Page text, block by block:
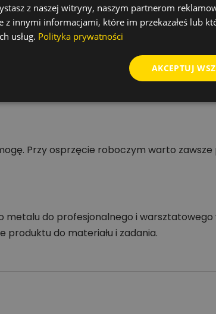
stabilne prowadzenie oraz chłodzenie,
Przy osprzęcie roboczym warto
do profesjonalnego i warsztatowego
produktu do materiału i zadania.
z naszej witryny, naszym partnerom
z innymi informacjami, które im przekazałeś lub
usług. Polityka prywatności
AKCEPTUJ